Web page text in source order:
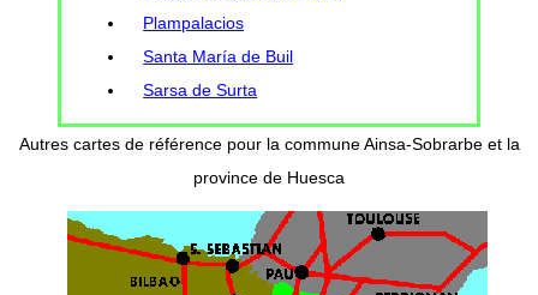
Plampalacios
Santa María de Buil
Sarsa de Surta
Autres cartes de référence pour la commune Ainsa-Sobrarbe et la
province de Huesca